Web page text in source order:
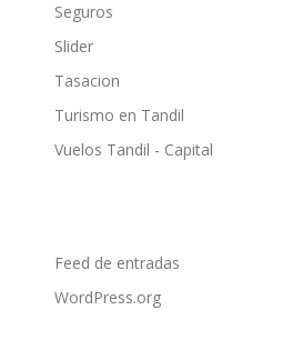
Seguros
Slider
Tasacion
Turismo en Tandil
Vuelos Tandil - Capital
Feed de entradas
WordPress.org